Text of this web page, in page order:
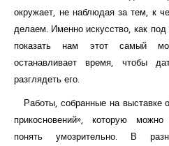
окружает, не наблюдая за тем, к
делаем. Именно искусство, как
показать нам этот самый
останавливает время, чтобы
разглядеть его.
Работы, собранные на выставке
прикосновений», которую
понять умозрительно. В